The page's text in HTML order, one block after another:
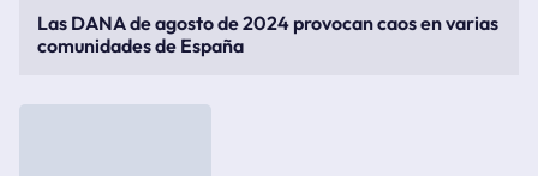
Las DANA de agosto de 2024 provocan caos en varias
comunidades de España